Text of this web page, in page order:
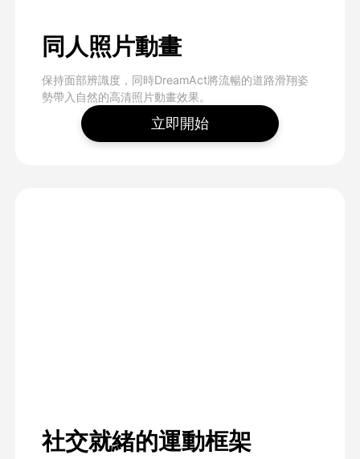
同人照片動畫
保持面部辨識度，同時DreamAct將流暢的道路滑翔姿
勢帶入自然的高清照片動畫效果。
立即開始
社交就緒的運動框架